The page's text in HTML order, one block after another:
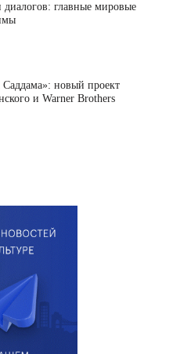
диалогов: главные мировые
Саддама»: новый проект
и Warner Brothers